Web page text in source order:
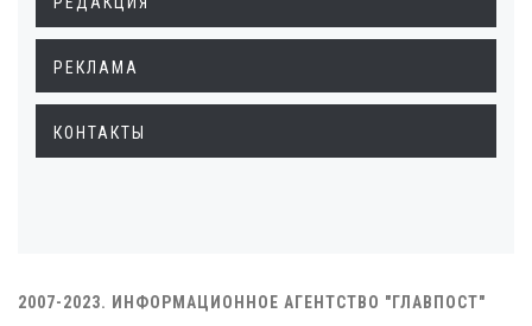
РЕКЛАМА
КОНТАКТЫ
2007-2023. ИНФОРМАЦИОННОЕ АГЕНТСТВО "ГЛАВПОСТ"